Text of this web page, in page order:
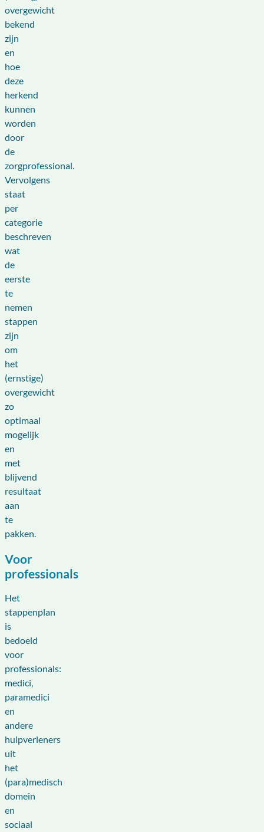
overgewicht
bekend
zijn
en
hoe
deze
herkend
kunnen
worden
door
de
zorgprofessional.
Vervolgens
staat
per
categorie
beschreven
wat
de
eerste
te
nemen
stappen
zijn
om
het
(ernstige)
overgewicht
zo
optimaal
mogelijk
en
met
blijvend
resultaat
aan
te
pakken.
Voor
professionals
Het
stappenplan
is
bedoeld
voor
professionals:
medici,
paramedici
en
andere
hulpverleners
uit
het
(para)medisch
domein
en
sociaal